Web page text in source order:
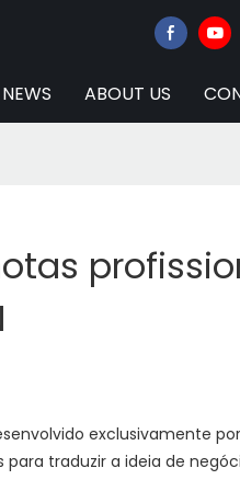
NEWS ABOUT US
exclusivamente
para traduzir a ideia de